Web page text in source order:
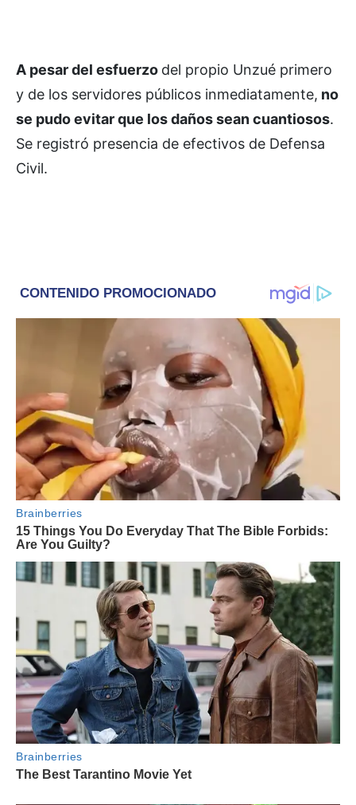
A pesar del esfuerzo del propio Unzué primero
y de los servidores públicos inmediatamente, no
se pudo evitar que los daños sean cuantiosos.
Se registró presencia de efectivos de Defensa
Civil.